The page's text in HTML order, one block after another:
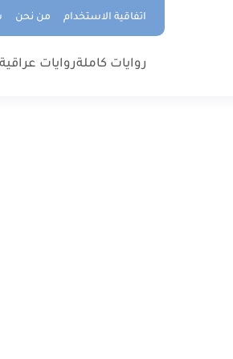
اتفاقية الاستخدام من نحن
روايات كاملةروايات عراقية